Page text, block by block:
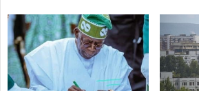
e
c
n
e
t